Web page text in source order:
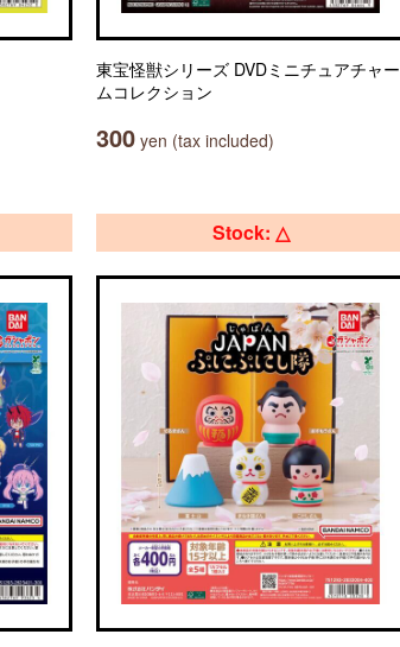
東宝怪獣シリーズ DVDミニチュアチャー
ムコレクション
300 yen (tax included)
Stock: △